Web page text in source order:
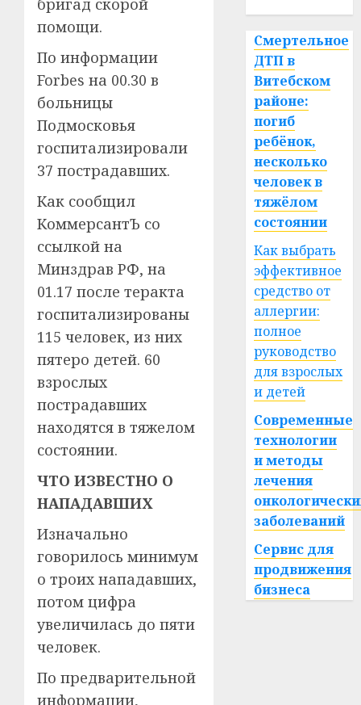
бригад скорой
помощи.
По информации
Forbes на 00.30 в
больницы
Подмосковья
госпитализировали
37 пострадавших.
Как сообщил
КоммерсантЪ со
ссылкой на
Минздрав РФ, на
01.17 после теракта
госпитализированы
115 человек, из них
пятеро детей. 60
взрослых
пострадавших
находятся в тяжелом
состоянии.
ЧТО ИЗВЕСТНО О
НАПАДАВШИХ
Изначально
говорилось минимум
о троих нападавших,
потом цифра
увеличилась до пяти
человек.
По предварительной
информации,
Смертельное
ДТП в
Витебском
районе:
погиб
ребёнок,
несколько
человек в
тяжёлом
состоянии
Как выбрать
эффективное
средство от
аллергии:
полное
руководство
для взрослых
и детей
Современные
технологии
и методы
лечения
заболеваний
Сервис для
продвижения
бизнеса